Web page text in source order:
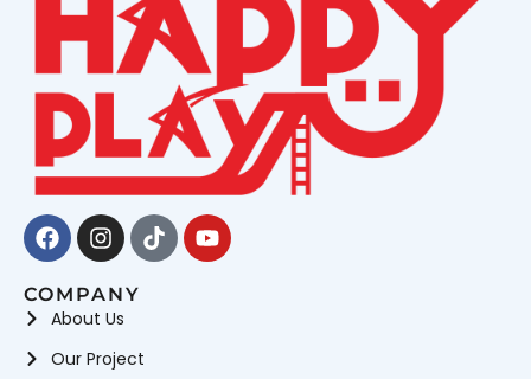
Facebook
Instagram
TiktokYoutube
COMPANY
About Us
Our Project